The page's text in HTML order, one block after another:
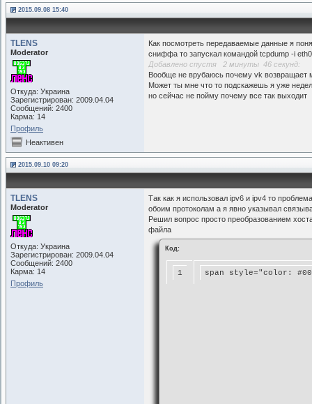
2015.09.08 15:40
TLENS
Moderator
Откуда: Украина
Зарегистрирован: 2009.04.04
Сообщений: 2400
Карма: 14
Профиль
Как посмотреть передаваемые данные я
сниффа то запускал командой tcpdump -i
Добавлено спустя 2 минуты 46 секунд:
Вообще не врубаюсь почему vk возвращает
Может ты мне что то подскажешь я уже
но сейчас не пойму почему все так выходит
Неактивен
2015.09.10 09:20
TLENS
Moderator
Откуда: Украина
Зарегистрирован: 2009.04.04
Сообщений: 2400
Карма: 14
Профиль
Так как я использовал ipv6 и ipv4 то
обоим протоколам а я явно указывал
Решил вопрос просто преобразованием
файла
Код:
1 span style="color: